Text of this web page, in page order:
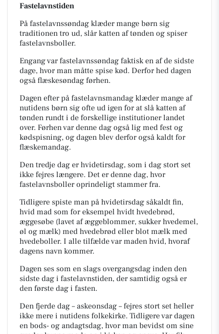
Fastelavnstiden
På fastelavnssøndag klæder mange børn sig
traditionen tro ud, slår katten af tønden og spiser
fastelavnsboller.
Engang var fastelavnssøndag faktisk en af de sidste
dage, hvor man måtte spise kød. Derfor hed dagen
også flæskesøndag førhen.
Dagen efter på fastelavnsmandag klæder mange af
nutidens børn sig ofte ud igen for at slå katten af
tønden rundt i de forskellige institutioner landet
over. Førhen var denne dag også lig med fest og
kødspisning, og dagen blev derfor også kaldt for
flæskemandag.
Den tredje dag er hvidetirsdag, som i dag stort set
ikke fejres længere. Det er denne dag, hvor
fastelavnsboller oprindeligt stammer fra.
Tidligere spiste man på hvidetirsdag såkaldt fin,
hvid mad som for eksempel hvidt hvedebrød,
æggesøbe (lavet af æggeblommer, sukker hvedemel,
øl og mælk) med hvedebrød eller blot mælk med
hvedeboller. I alle tilfælde var maden hvid, hvoraf
dagens navn kommer.
Dagen ses som en slags overgangsdag inden den
sidste dag i fastelavnstiden, der samtidig også er
den første dag i fasten.
Den fjerde dag – askeonsdag – fejres stort set heller
ikke mere i nutidens folkekirke. Tidligere var dagen
en bods- og andagtsdag, hvor man bevidst om sine